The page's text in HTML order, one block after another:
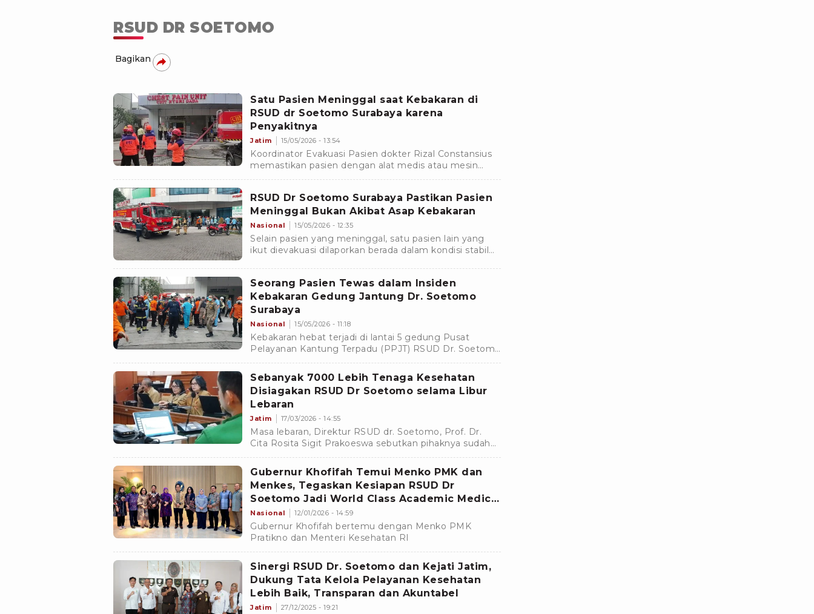
RSUD DR SOETOMO
Bagikan
Satu Pasien Meninggal saat Kebakaran di
RSUD dr Soetomo Surabaya karena
Penyakitnya
Jatim 15/05/2026 - 13:54
Koordinator Evakuasi Pasien dokter Rizal Constansius
memastikan pasien dengan alat medis atau mesin
yang terpasang tidak mungkin mengalami keracunan
RSUD Dr Soetomo Surabaya Pastikan Pasien
Meninggal Bukan Akibat Asap Kebakaran
Nasional 15/05/2026 - 12:35
Selain pasien yang meninggal, satu pasien lain yang
ikut dievakuasi dilaporkan berada dalam kondisi stabil
Seorang Pasien Tewas dalam Insiden
Kebakaran Gedung Jantung Dr. Soetomo
Surabaya
Nasional 15/05/2026 - 11:18
Kebakaran hebat terjadi di lantai 5 gedung Pusat
Pelayanan Kantung Terpadu (PPJT) RSUD Dr. Soetomo
Surabaya, Jumat (15/05/2026) pagi.Â Seorang pasien
meninggal..
Sebanyak 7000 Lebih Tenaga Kesehatan
Disiagakan RSUD Dr Soetomo selama Libur
Lebaran
Jatim 17/03/2026 - 14:55
Masa lebaran, Direktur RSUD dr. Soetomo, Prof. Dr.
Cita Rosita Sigit Prakoeswa sebutkan pihaknya sudah
siap untuk tetap melayani masyarakat saat libur
lebaran.
Gubernur Khofifah Temui Menko PMK dan
Menkes, Tegaskan Kesiapan RSUD Dr
Soetomo Jadi World Class Academic Medical
Center
Nasional 12/01/2026 - 14:59
Gubernur Khofifah bertemu dengan Menko PMK
Pratikno dan Menteri Kesehatan RI
Sinergi RSUD Dr. Soetomo dan Kejati Jatim,
Dukung Tata Kelola Pelayanan Kesehatan
Lebih Baik, Transparan dan Akuntabel
Jatim 27/12/2025 - 19:21